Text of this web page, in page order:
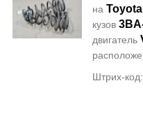
на
кузов
двигатель
Штрих-